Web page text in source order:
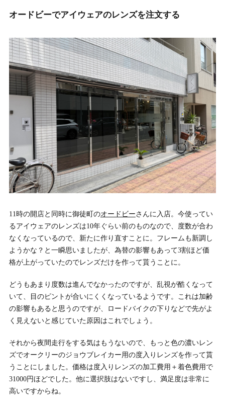
オードビーでアイウェアのレンズを注文する
11時の開店と同時に御徒町のオードビーさんに入店。今使ってい
るアイウェアのレンズは10年ぐらい前のものなので、度数が合わ
なくなっているので、新たに作り直すことに。フレームも新調し
ようかな？と一瞬思いましたが、為替の影響もあって3割ほど価
格が上がっていたのでレンズだけを作って貰うことに。
どうもあまり度数は進んでなかったのですが、乱視が酷くなって
いて、目のピントが合いにくくなっているようです。これは加齢
の影響もあると思うのですが、ロードバイクの下りなどで先がよ
く見えないと感じていた原因はこれでしょう。
それから夜間走行をする気はもうないので、もっと色の濃いレン
ズでオークリーのジョウブレイカー用の度入りレンズを作って貰
うことにしました。価格は度入りレンズの加工費用＋着色費用で
31000円ほどでした。他に選択肢はないですし、満足度は非常に
高いですからね。